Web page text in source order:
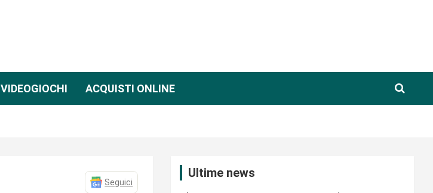
VIDEOGIOCHI ACQUISTI ONLINE
Seguici
Ultime news